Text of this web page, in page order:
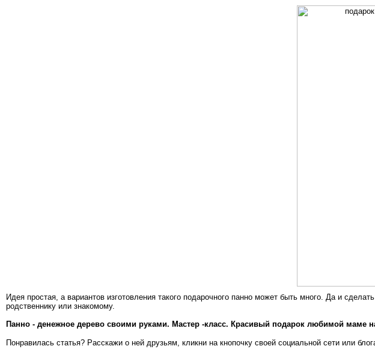
Идея простая, а вариантов изготовления такого подарочного панно может быть много. Да и
родственнику или знакомому.
Панно - денежное дерево своими руками. Мастер -класс. Красивый подарок любимой маме
Понравилась статья? Расскажи о ней друзьям, кликни на кнопочку своей социальной сети или